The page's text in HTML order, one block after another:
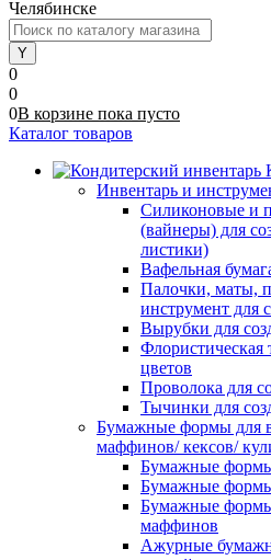
Челябинске
0
0
0В корзине пока пусто
Каталог товаров
Инвентарь и
Силиконовые и
(вайнеры) для
листики)
Вафельная
Палочки, маты,
инструмент для
Вырубки для
Флористическая
цветов
Проволока для
Тычинки для
Бумажные формы для
маффинов/ кексов/
Бумажные
Бумажные
Бумажные
маффинов
Ажурные